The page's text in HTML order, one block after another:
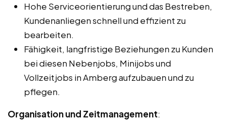
Hohe Serviceorientierung und das Bestreben,
Kundenanliegen schnell und effizient zu
bearbeiten.
Fähigkeit, langfristige Beziehungen zu Kunden
bei diesen Nebenjobs, Minijobs und
Vollzeitjobs in Amberg aufzubauen und zu
pflegen.
Organisation und Zeitmanagement: